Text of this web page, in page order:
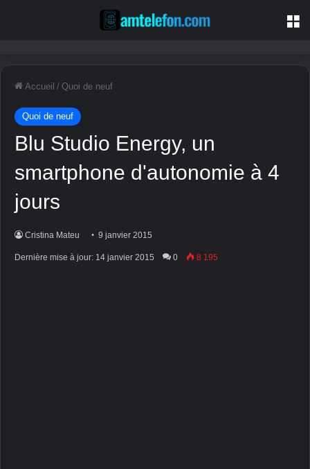
Accueil / Quoi de neuf
Quoi de neuf
Blu Studio Energy, un
smartphone d'autonomie à 4
jours
Cristina Mateu 9 janvier 2015
Dernière mise à jour: 14 janvier 2015 0 8 195